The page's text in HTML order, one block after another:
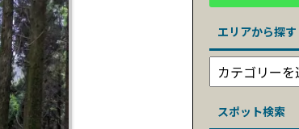
エリアから探す
スポット検索